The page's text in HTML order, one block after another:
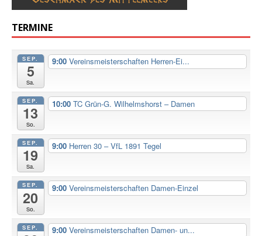
TERMINE
SEP.
5
Sa.
9:00 Vereinsmeisterschaften Herren-Ei...
SEP.
13
So.
10:00 TC Grün-G. Wilhelmshorst – Damen
SEP.
19
Sa.
9:00 Herren 30 – VfL 1891 Tegel
SEP.
20
So.
9:00 Vereinsmeisterschaften Damen-Einzel
SEP. 9:00 Vereinsmeisterschaften Damen- un...